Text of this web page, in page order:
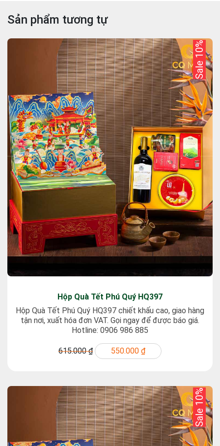
Sản phẩm tương tự
Sale 10%
Hộp Quà Tết Phú Quý HQ397
Hộp Quà Tết Phú Quý HQ397 chiết khấu cao, giao hàng
tận nơi, xuất hóa đơn VAT. Gọi ngay để được báo giá.
Hotline: 0906 986 885
615.000 ₫ 550.000 ₫
Sale 10%